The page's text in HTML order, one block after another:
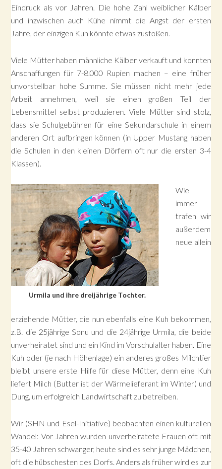
Eindruck als vor Jahren. Die hohe Zahl weiblicher Kälber
und inzwischen auch Kühe nimmt die Angst der ersten
Jahre, der einzigen Kuh könnte etwas zustoßen.
Viele Mütter haben männliche Kälber verkauft und konnten
Anschaffungen für 7-8.000 Rupien machen – eine früher
unvorstellbar hohe Summe. Sie müssen nicht mehr jede
Arbeit annehmen, weil sie einen großen Teil der
Lebensmittel selbst produzieren. Viele Mütter sind stolz,
dass sie Schulgebühren für eine Sekundarschule in einem
anderen Ort aufbringen können (in Upper Mustang haben
die Schulen in den kleinen Dörfern oft nur die ersten 3-4
Klassen).
Urmila und ihre dreijährige Tochter.
Wie
immer
trafen wir
außerdem
neue allein
erziehende Mütter, die nun ebenfalls eine Kuh bekommen,
z.B. die 25jährige Sonu und die 24jährige Urmila, die beide
unverheiratet sind und ein Kind im Vorschulalter haben. Eine
Kuh oder (je nach Höhenlage) ein anderes großes Milchtier
bleibt unsere erste Hilfe für diese Mütter, denn eine Kuh
liefert Milch (Butter ist der Wärmelieferant im Winter) und
Dung, um erfolgreich Landwirtschaft zu betreiben.
Wir (SHN und Esel-Initiative) beobachten einen kulturellen
Wandel: Vor Jahren wurden unverheiratete Frauen oft mit
35-40 Jahren schwanger, heute sind es sehr junge Mädchen,
oft die hübschesten des Dorfs. Anders als früher wird es zur